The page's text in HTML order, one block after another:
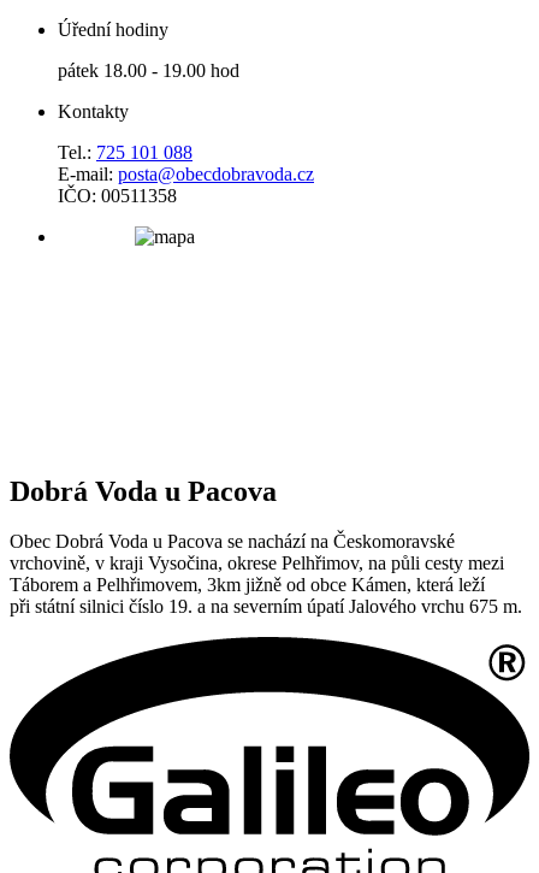
Úřední hodiny
pátek 18.00 - 19.00 hod
Kontakty
Tel.: 725 101 088
E-mail: posta@obecdobravoda.cz
IČO: 00511358
Dobrá Voda u Pacova
Obec Dobrá Voda u Pacova se nachází na Českomoravské
vrchovině, v kraji Vysočina, okrese Pelhřimov, na půli cesty mezi
Táborem a Pelhřimovem, 3km jižně od obce Kámen, která leží
při státní silnici číslo 19. a na severním úpatí Jalového vrchu 675 m.